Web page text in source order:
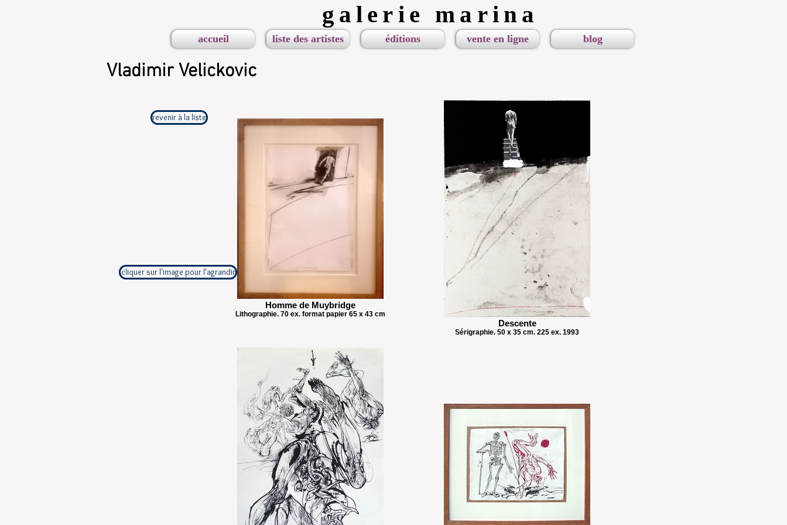
galerie marina
menu
Vladimir Velickovic
revenir à la liste
Homme de Muybridge
Lithographie. 70 ex. format papier 65 x 43 cm
Descente
Sérigraphie. 50 x 35 cm. 225 ex. 1993
cliquer sur l'image pour l'agrandir
accueil liste des artistes éditions vente en ligne blog